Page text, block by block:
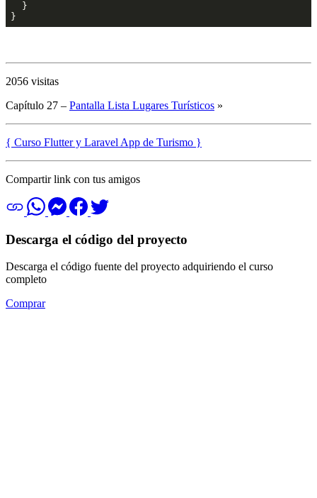
  }
2056 visitas
Capítulo 27 – Pantalla Lista Lugares Turísticos »
{ Curso Flutter y Laravel App de Turismo }
Compartir link con tus amigos
Descarga el código del proyecto
Descarga el código fuente del proyecto adquiriendo el curso
completo
Comprar